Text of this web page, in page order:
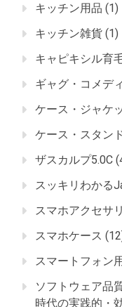
キッチン用品 (1)
キッチン雑貨 (1)
キャピキシル育
ギャグ・コメディ
ケース・ジャケ
ケース・スタン
ザスカルプ5.0C
スッキリわかる
スマホアクセサリ
スマホケース
スマートフォン
ソフトウェア品
時代の実践的・